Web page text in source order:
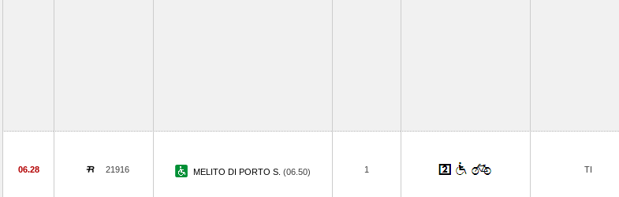
06.28 21916 MELITO DI PORTO S. (06.50) 1 TI